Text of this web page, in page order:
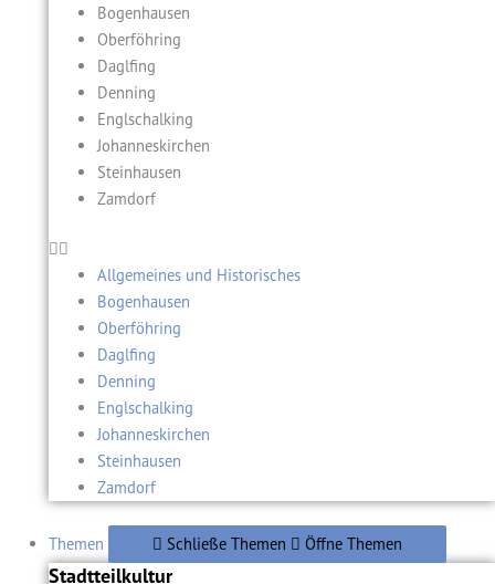
Bogenhausen
Oberföhring
Daglfing
Denning
Englschalking
Johanneskirchen
Steinhausen
Zamdorf
Allgemeines und Historisches
Bogenhausen
Oberföhring
Daglfing
Denning
Englschalking
Johanneskirchen
Steinhausen
Zamdorf
Themen Schließe Themen Öffne Themen
Stadtteilkultur